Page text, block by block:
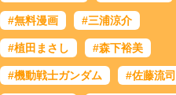
#無料漫画 #三浦涼介
#植田まさし #森下裕美
#機動戦士ガンダム #佐藤流司